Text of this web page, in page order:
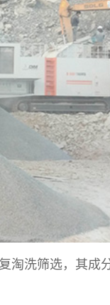
淘洗筛选，其成